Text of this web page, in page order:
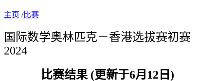
主页 /比赛
国际数学奥林匹克－香港选拔赛初赛
2024
比赛结果 (更新于6月12日)